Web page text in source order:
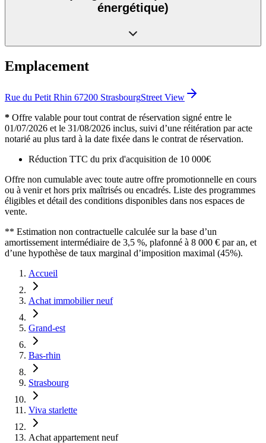
énergétique)
Emplacement
Rue du Petit Rhin 67200 StrasbourgStreet View
* Offre valable pour tout contrat de réservation signé entre le
01/07/2026 et le 31/08/2026 inclus, suivi d’une réitération par acte
notarié au plus tard à la date fixée dans le contrat de réservation.
Réduction TTC du prix d'acquisition de 10 000€
Offre non cumulable avec toute autre offre promotionnelle en cours
ou à venir et hors prix maîtrisés ou encadrés. Liste des programmes
éligibles et détail des conditions disponibles dans nos espaces de
vente.
** Estimation non contractuelle calculée sur la base d’un
amortissement intermédiaire de 3,5 %, plafonné à 8 000 € par an, et
d’une hypothèse de taux marginal d’imposition maximal (45%).
Accueil
Achat immobilier neuf
Grand-est
Bas-rhin
Strasbourg
Viva starlette
Achat appartement neuf